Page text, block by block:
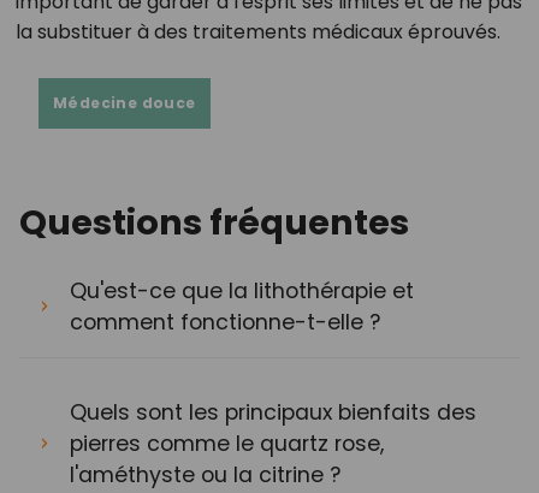
la substituer à des traitements médicaux éprouvés.
Médecine douce
Questions fréquentes
Qu'est-ce que la lithothérapie et
comment fonctionne-t-elle ?
Quels sont les principaux bienfaits des
pierres comme le quartz rose,
l'améthyste ou la citrine ?